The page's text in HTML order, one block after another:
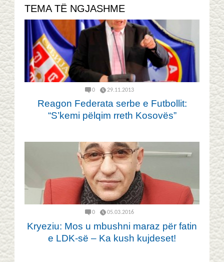
TEMA TË NGJASHME
0 29.11.2013
Reagon Federata serbe e Futbollit:
“S’kemi pëlqim rreth Kosovës”
0 05.03.2016
Kryeziu: Mos u mbushni maraz për fatin
e LDK-së – Ka kush kujdeset!